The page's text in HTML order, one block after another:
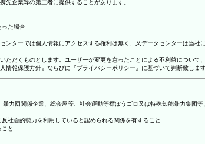
企業等の第三者に提供することがあります。
った場合
ターでは個人情報にアクセスする権利は無く、又データセンターは当社
だくものとします。ユーザーが変更を怠ったことによる不利益につい
報保護方針』ならびに『プライバシーポリシー』に基づいて判断致します
力団関係企業、総会屋等、社会運動等標ぼうゴロ又は特殊知能暴力集
社会的勢力を利用していると認められる関係を有すること
と